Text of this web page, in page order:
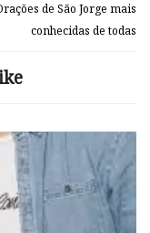
de São Jorge mais
conhecidas de todas